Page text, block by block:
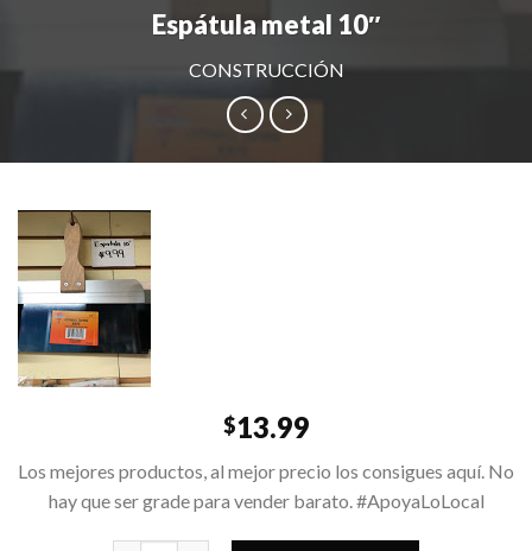
Espátula metal 10″
CONSTRUCCIÓN
$13.99
Los mejores productos, al mejor precio los consigues aquí. No
hay que ser grade para vender barato. #ApoyaLoLocal